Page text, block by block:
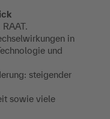
in
und
steigender
sowie viele